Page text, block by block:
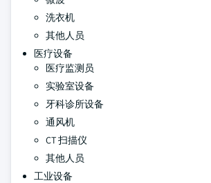
洗衣机
其他人员
医疗设备
医疗监测员
实验室设备
牙科诊所设备
通风机
CT 扫描仪
其他人员
工业设备